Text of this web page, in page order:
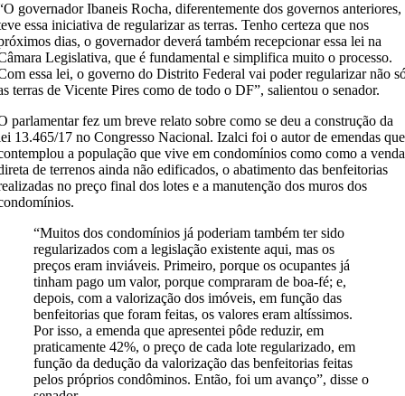
governador Ibaneis Rocha, diferentemente dos governos anteriores,
essa iniciativa de regularizar as terras. Tenho certeza que nos
dias, o governador deverá também recepcionar essa lei na
Legislativa, que é fundamental e simplifica muito o processo.
essa lei, o governo do Distrito Federal vai poder regularizar não
terras de Vicente Pires como de todo o DF”, salientou o senador.
parlamentar fez um breve relato sobre como se deu a construção da
13.465/17 no Congresso Nacional. Izalci foi o autor de emendas que
a população que vive em condomínios como como a venda
de terrenos ainda não edificados, o abatimento das benfeitorias
no preço final dos lotes e a manutenção dos muros dos
“Muitos dos condomínios já poderiam também ter sido
regularizados com a legislação existente aqui, mas os
preços eram inviáveis. Primeiro, porque os ocupantes já
tinham pago um valor, porque compraram de boa-fé; e,
depois, com a valorização dos imóveis, em função das
benfeitorias que foram feitas, os valores eram altíssimos.
Por isso, a emenda que apresentei pôde reduzir, em
praticamente 42%, o preço de cada lote regularizado, em
função da dedução da valorização das benfeitorias feitas
pelos próprios condôminos. Então, foi um avanço”, disse o